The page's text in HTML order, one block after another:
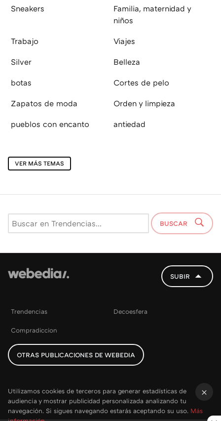
Sneakers
Familia, maternidad y
niños
Trabajo Viajes
Silver Belleza
botas Cortes de pelo
Zapatos de moda Orden y limpieza
pueblos con encanto antiedad
VER MÁS TEMAS
BUSCAR
SUBIR
Trendencias Decoesfera
Compradiccion
OTRAS PUBLICACIONES DE WEBEDIA
Utilizamos cookies de terceros para generar estadísticas de
audiencia y mostrar publicidad personalizada analizando tu
navegación. Si sigues navegando estarás aceptando su uso. Más